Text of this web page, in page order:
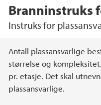
Branninstruks
Instruks for
Hovedinnhold
Antall plassansvarlige
størrelse og
pr. etasje. Det skal
plassansvarlige.